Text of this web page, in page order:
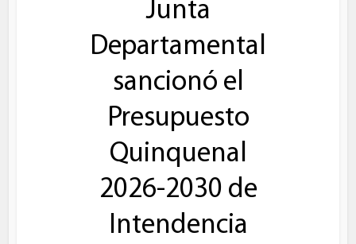
Junta
Departamental
sancionó el
Presupuesto
Quinquenal
2026-2030 de
Intendencia